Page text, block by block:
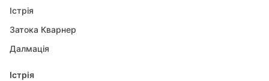
Істрія
Затока Кварнер
Далмація
Істрія